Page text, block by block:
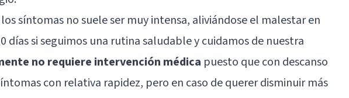
síntomas no suele ser muy intensa, aliviándose el malestar en
días si seguimos una rutina saludable y cuidamos de nuestra
no requiere intervención médica puesto que con descanso
con relativa rapidez, pero en caso de querer disminuir más